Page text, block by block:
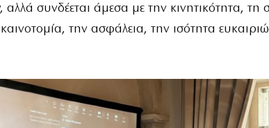
συνδέεται άμεσα με την κινητικότητα, τη
την ασφάλεια, την ισότητα